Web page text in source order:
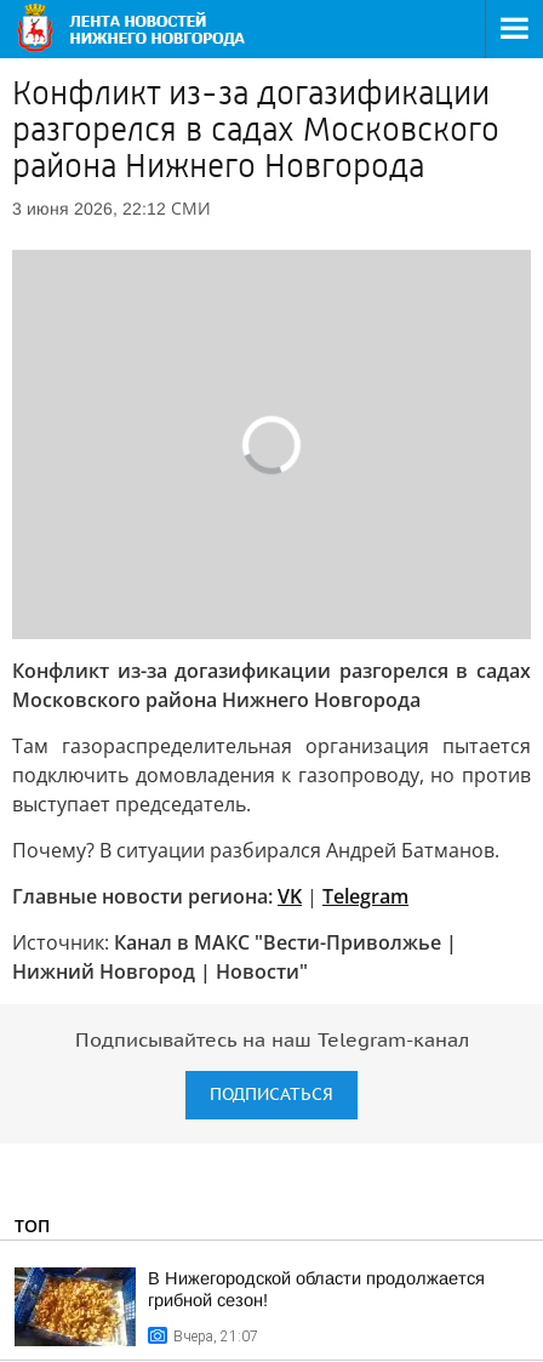
Конфликт из-за догазификации
разгорелся в садах Московского
района Нижнего Новгорода
3 июня 2026, 22:12 СМИ
Конфликт из-за догазификации разгорелся в садах
Московского района Нижнего Новгорода
Там газораспределительная организация пытается
подключить домовладения к газопроводу, но против
выступает председатель.
Почему? В ситуации разбирался Андрей Батманов.
Главные новости региона:VK | Telegram
Источник: Канал в МАКС "Вести-Приволжье |
Нижний Новгород | Новости"
Подписывайтесь на наш Telegram-канал
ПОДПИСАТЬСЯ
ТОП
В Нижегородской области продолжается
грибной сезон!
Вчера, 21:07